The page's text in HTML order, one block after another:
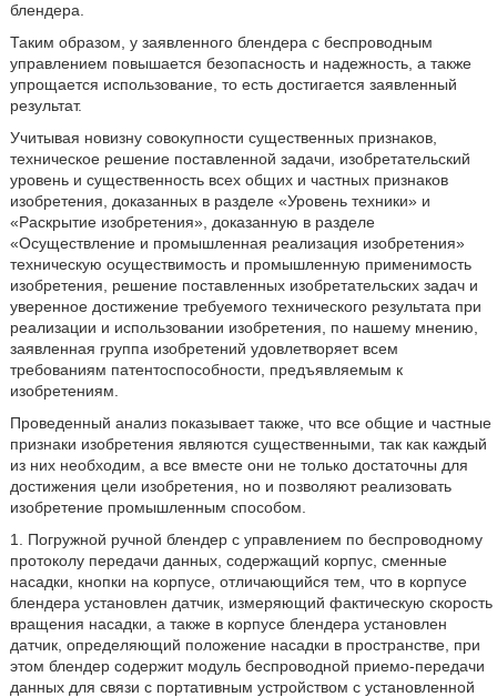
блендера.
Таким образом, у заявленного блендера с беспроводным
управлением повышается безопасность и надежность, а также
упрощается использование, то есть достигается заявленный
результат.
Учитывая новизну совокупности существенных признаков,
техническое решение поставленной задачи, изобретательский
уровень и существенность всех общих и частных признаков
изобретения, доказанных в разделе «Уровень техники» и
«Раскрытие изобретения», доказанную в разделе
«Осуществление и промышленная реализация изобретения»
техническую осуществимость и промышленную применимость
изобретения, решение поставленных изобретательских задач и
уверенное достижение требуемого технического результата при
реализации и использовании изобретения, по нашему мнению,
заявленная группа изобретений удовлетворяет всем
требованиям патентоспособности, предъявляемым к
изобретениям.
Проведенный анализ показывает также, что все общие и частные
признаки изобретения являются существенными, так как каждый
из них необходим, а все вместе они не только достаточны для
достижения цели изобретения, но и позволяют реализовать
изобретение промышленным способом.
1. Погружной ручной блендер с управлением по беспроводному
протоколу передачи данных, содержащий корпус, сменные
насадки, кнопки на корпусе, отличающийся тем, что в корпусе
блендера установлен датчик, измеряющий фактическую скорость
вращения насадки, а также в корпусе блендера установлен
датчик, определяющий положение насадки в пространстве, при
этом блендер содержит модуль беспроводной приемо-передачи
данных для связи с портативным устройством с установленной